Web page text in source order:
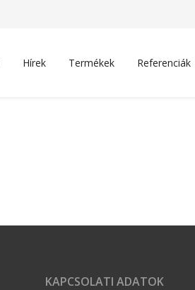
Hírek Termékek Referenciák
KAPCSOLATI ADATOK